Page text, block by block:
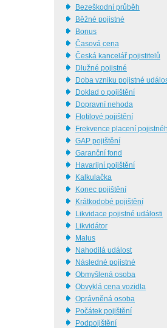
Bezeškodní průběh
Běžné pojistné
Bonus
Časová cena
Česká kancelář pojistitelů
Dlužné pojistné
Doba vzniku pojistné
Doklad o pojištění
Dopravní nehoda
Flotilové pojištění
Frekvence placení
GAP pojištění
Garanční fond
Havarijní pojištění
Kalkulačka
Konec pojištění
Krátkodobé pojištění
Likvidace pojistné události
Likvidátor
Malus
Nahodilá událost
Následné pojistné
Obmyšlená osoba
Obvyklá cena vozidla
Oprávněná osoba
Počátek pojištění
Podpojištění